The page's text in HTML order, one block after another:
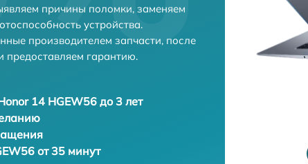
причины поломки, заменяем
устройства.
производителем запчасти, после
предоставляем гарантию.
14 HGEW56 до 3 лет
от 35 минут